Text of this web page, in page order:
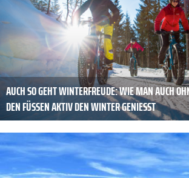
AUCH SO GEHT ­WINTERFREUDE: WIE MAN AUCH
DEN FÜSSEN AKTIV DEN WINTER GENIESST